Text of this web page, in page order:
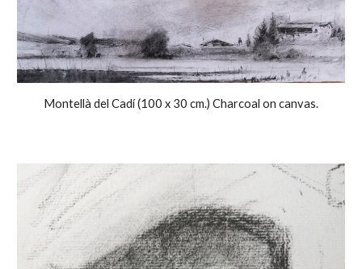
Montellà del Cadí (100 x 30 cm.) Charcoal on canvas.